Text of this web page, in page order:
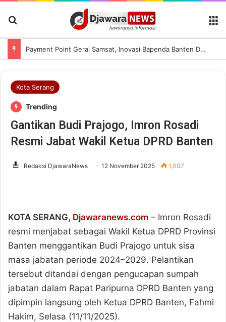
Payment Point Gerai Samsat, Inovasi Bapenda Banten Dekatkan Layanan Pajak Kendaraan hingga ke Masyarakat
Kota Serang
Trending
Gantikan Budi Prajogo, Imron Rosadi
Resmi Jabat Wakil Ketua DPRD Banten
Redaksi DjawaraNews 12 November 2025 1,007
KOTA SERANG, Djawaranews.com – Imron Rosadi
resmi menjabat sebagai Wakil Ketua DPRD Provinsi
Banten menggantikan Budi Prajogo untuk sisa
masa jabatan periode 2024–2029. Pelantikan
tersebut ditandai dengan pengucapan sumpah
jabatan dalam Rapat Paripurna DPRD Banten yang
dipimpin langsung oleh Ketua DPRD Banten, Fahmi
Hakim, Selasa (11/11/2025).